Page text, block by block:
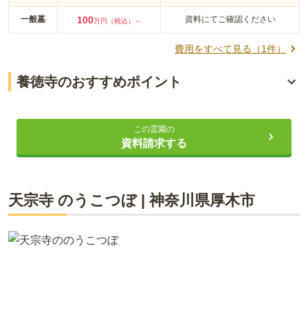
一般墓 100万円（税込）～ 資料にてご確認ください
費用をすべて見る（1件）
養徳寺のおすすめポイント
「愛甲石田駅」より歩いて約15分
ライフドット編集部
この霊園の
資料請求する
天宗寺 のうこつぼ|神奈川県厚木市